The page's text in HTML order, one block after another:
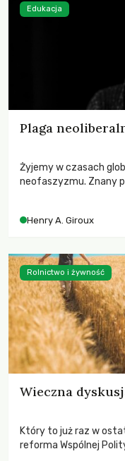
Plaga
Żyjemy w czasach
neofaszyzmu. Znany
wychowają
Henry A. Giroux
Edukacja
Wieczna
Który to już raz w
reforma Wspólnej
Rolnictwo i żywność